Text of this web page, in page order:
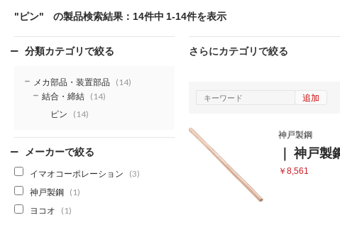
"ピン" の製品検索結果：14件中 1-14件を表示
さらにカテゴリで絞る
追加
神戸製鋼
｜ 神戸
￥8,561
分類カテゴリで絞る
メカ部品・装置部品 (14)
結合・締結 (14)
ピン (14)
メーカーで絞る
イマオコーポレーション (3)
神戸製鋼 (1)
ヨコオ (1)